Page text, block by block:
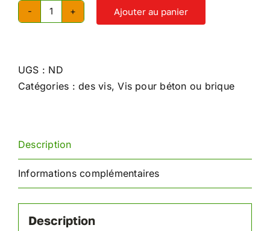
quantité
de
nylon
Ajouter au panier
UGS : ND
Catégories :des vis,Vis pour béton ou brique
Description
Informations complémentaires
Description